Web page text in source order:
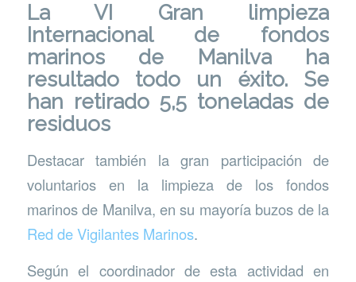
La VI Gran limpieza
Internacional de fondos
marinos de Manilva ha
resultado todo un éxito. Se
han retirado 5,5 toneladas de
residuos
Destacar también la gran participación de
voluntarios en la limpieza de los fondos
marinos de Manilva, en su mayoría buzos de la
Red de Vigilantes Marinos.
Según el coordinador de esta actividad en